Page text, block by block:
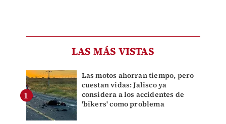
LAS MÁS VISTAS
Las motos ahorran tiempo, pero
cuestan vidas: Jalisco ya
considera a los accidentes de
'bikers' como problema